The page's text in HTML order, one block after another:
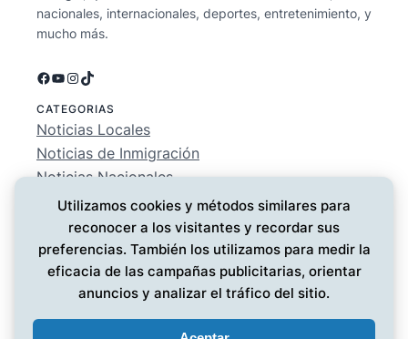
nacionales, internacionales, deportes, entretenimiento, y
mucho más.
Facebook
YouTube
Instagram
TikTok
CATEGORIAS
Noticias Locales
Noticias de Inmigración
Noticias Nacionales
Deportes
Entretenimiento
EMPRESA
Conócenos
Política de Privacidad
Utilizamos cookies y métodos similares para
reconocer a los visitantes y recordar sus
preferencias. También los utilizamos para medir la
eficacia de las campañas publicitarias, orientar
anuncios y analizar el tráfico del sitio.